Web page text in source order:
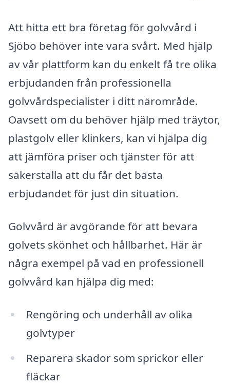
Att hitta ett bra företag för golvvård i
Sjöbo behöver inte vara svårt. Med hjälp
av vår plattform kan du enkelt få tre olika
erbjudanden från professionella
golvvårdspecialister i ditt närområde.
Oavsett om du behöver hjälp med träytor,
plastgolv eller klinkers, kan vi hjälpa dig
att jämföra priser och tjänster för att
säkerställa att du får det bästa
erbjudandet för just din situation.
Golvvård är avgörande för att bevara
golvets skönhet och hållbarhet. Här är
några exempel på vad en professionell
golvvård kan hjälpa dig med:
Rengöring och underhåll av olika
golvtyper
Reparera skador som sprickor eller
fläckar